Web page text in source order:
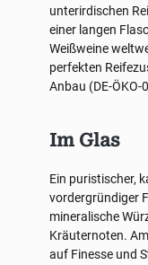
unterirdischen
einer langen
Weißweine
perfekten
Anbau (DE-ÖKO-
Im Glas
Ein puristischer,
vordergründiger
mineralische
Kräuternoten.
auf Finesse und